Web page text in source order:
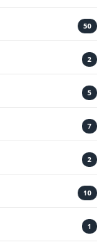
50
2
5
7
2
10
1